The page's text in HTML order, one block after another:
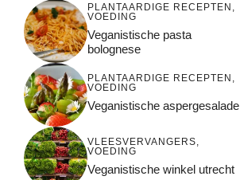
PLANTAARDIGE RECEPTEN
VOEDING
Veganistische pasta
bolognese
PLANTAARDIGE RECEPTEN
VOEDING
Veganistische aspergesalade
VLEESVERVANGERS
VOEDING
Veganistische winkel utrecht